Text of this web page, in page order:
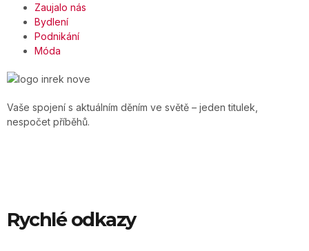
Zaujalo nás
Bydlení
Podnikání
Móda
Vaše spojení s aktuálním děním ve světě – jeden titulek,
nespočet příběhů.
Rychlé odkazy